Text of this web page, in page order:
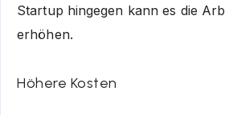
Startup hingegen kann es die
erhöhen.
Höhere Kosten